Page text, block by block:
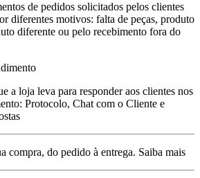
de pedidos solicitados pelos clientes
diferentes motivos: falta de peças, produto
diferente ou pelo recebimento fora do
a loja leva para responder aos clientes nos
Protocolo, Chat com o Cliente e
compra, do pedido à entrega. Saiba mais